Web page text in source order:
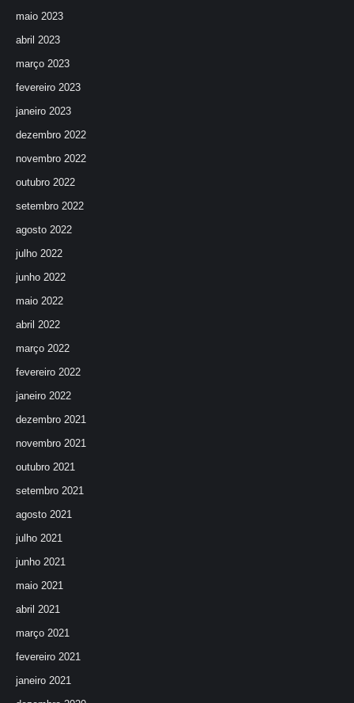
maio 2023
abril 2023
março 2023
fevereiro 2023
janeiro 2023
dezembro 2022
novembro 2022
outubro 2022
setembro 2022
agosto 2022
julho 2022
junho 2022
maio 2022
abril 2022
março 2022
fevereiro 2022
janeiro 2022
dezembro 2021
novembro 2021
outubro 2021
setembro 2021
agosto 2021
julho 2021
junho 2021
maio 2021
abril 2021
março 2021
fevereiro 2021
janeiro 2021